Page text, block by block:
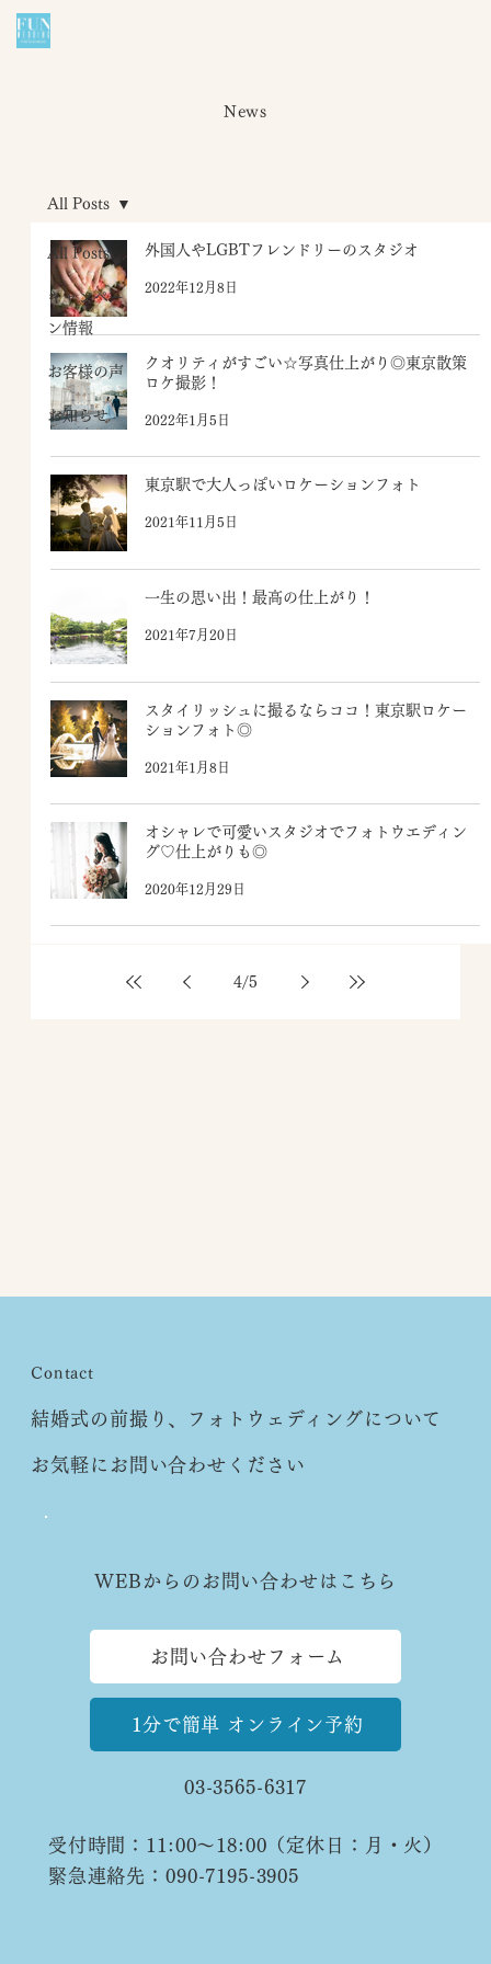
All Posts
キャンペー
ン情報
お客様の声
お知らせ
All Posts
外国人やLGBTフレンドリーのスタジオ
2022年12月8日
クオリティがすごい☆写真仕上がり◎東京散策
ロケ撮影！
2022年1月5日
東京駅で大人っぽいロケーションフォト
2021年11月5日
一生の思い出！最高の仕上がり！
2021年7月20日
スタイリッシュに撮るならココ！東京駅ロケー
ションフォト◎
2021年1月8日
オシャレで可愛いスタジオでフォトウエディン
グ♡仕上がりも◎
2020年12月29日
4/5
News
Contact
結婚式の前撮り、フォトウェディングについて
お気軽にお問い合わせください
電話でのお問い合わせはこちら
03-3565-6317
受付時間：11:00〜18:00（定休日：月・火）
緊急連絡先：090-7195-3905
WEBからのお問い合わせはこちら
1分で簡単 オンライン予約
お問い合わせフォーム